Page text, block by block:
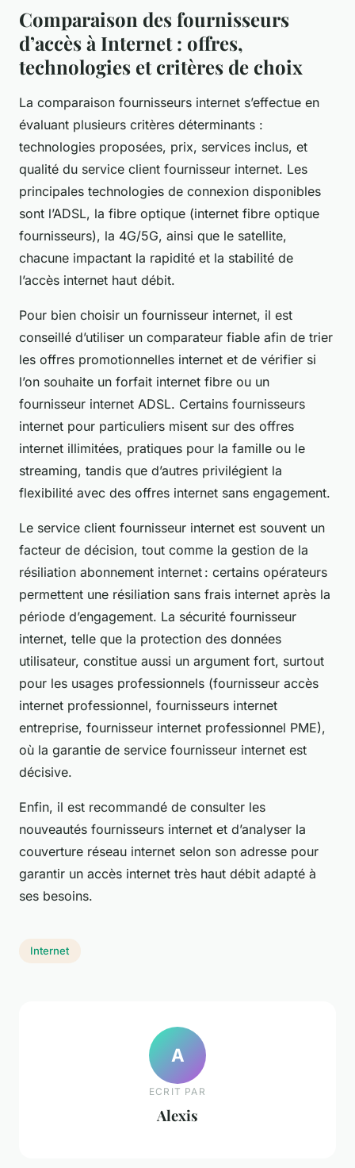
Comparaison des fournisseurs
d’accès à Internet : offres,
technologies et critères de choix
La comparaison fournisseurs internet s’effectue en
évaluant plusieurs critères déterminants :
technologies proposées, prix, services inclus, et
qualité du service client fournisseur internet. Les
principales technologies de connexion disponibles
sont l’ADSL, la fibre optique (internet fibre optique
fournisseurs), la 4G/5G, ainsi que le satellite,
chacune impactant la rapidité et la stabilité de
l’accès internet haut débit.
Pour bien choisir un fournisseur internet, il est
conseillé d’utiliser un comparateur fiable afin de trier
les offres promotionnelles internet et de vérifier si
l’on souhaite un forfait internet fibre ou un
fournisseur internet ADSL. Certains fournisseurs
internet pour particuliers misent sur des offres
internet illimitées, pratiques pour la famille ou le
streaming, tandis que d’autres privilégient la
flexibilité avec des offres internet sans engagement.
Le service client fournisseur internet est souvent un
facteur de décision, tout comme la gestion de la
résiliation abonnement internet : certains opérateurs
permettent une résiliation sans frais internet après la
période d’engagement. La sécurité fournisseur
internet, telle que la protection des données
utilisateur, constitue aussi un argument fort, surtout
pour les usages professionnels (fournisseur accès
internet professionnel, fournisseurs internet
entreprise, fournisseur internet professionnel PME),
où la garantie de service fournisseur internet est
décisive.
Enfin, il est recommandé de consulter les
nouveautés fournisseurs internet et d’analyser la
couverture réseau internet selon son adresse pour
garantir un accès internet très haut débit adapté à
ses besoins.
Internet
A
ECRIT PAR
Alexis